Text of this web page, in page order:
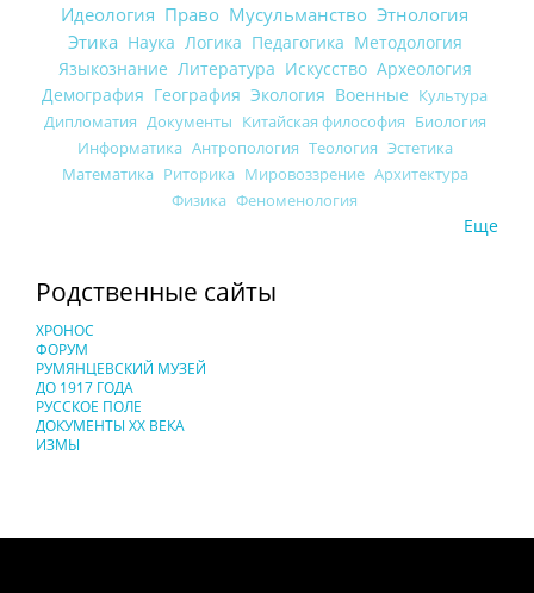
Идеология Право Мусульманство Этнология
Этика Наука Логика Педагогика Методология
Языкознание Литература Искусство Археология
Демография География Экология Военные Культура
Дипломатия Документы Китайская философия Биология
Информатика Антропология Теология Эстетика
Математика Риторика Мировоззрение Архитектура
Физика Феноменология
Еще
Родственные сайты
ХРОНОС
ФОРУМ
РУМЯНЦЕВСКИЙ МУЗЕЙ
ДО 1917 ГОДА
РУССКОЕ ПОЛЕ
ДОКУМЕНТЫ XX ВЕКА
ИЗМЫ